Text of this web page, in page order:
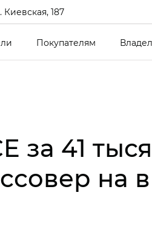
187
Покупателям
за 41
на